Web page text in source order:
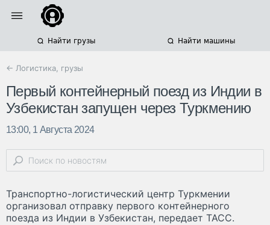
Найти грузы Найти машины
← Логистика, грузы
Первый контейнерный поезд из Индии в
Узбекистан запущен через Туркмению
13:00, 1 Августа 2024
Транспортно-логистический центр Туркмении
организовал отправку первого контейнерного
поезда из Индии в Узбекистан, передает ТАСС.